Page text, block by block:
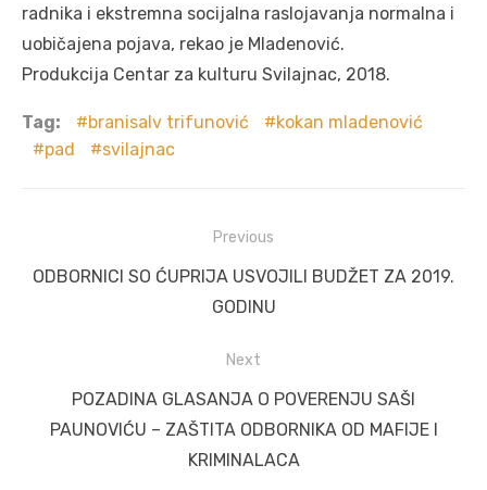
radnika i ekstremna socijalna raslojavanja normalna i
uobičajena pojava, rekao je Mladenović.
Produkcija Centar za kulturu Svilajnac, 2018.
Tag: branisalv trifunović
kokan mladenović
pad
svilajnac
navigation
Previous
Previous
ODBORNICI SO ĆUPRIJA USVOJILI BUDŽET ZA 2019.
GODINU
Next
post:
POZADINA GLASANJA O POVERENJU SAŠI
PAUNOVIĆU – ZAŠTITA ODBORNIKA OD MAFIJE I
KRIMINALACA